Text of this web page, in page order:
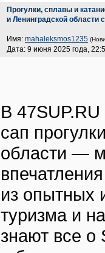
Прогулки, сплавы и
и Ленинградской области
Имя: mahaleksmos1235
Дата: 9 июня 2025 года,
В
сап
области —
из опытных
туризма и
знают все о